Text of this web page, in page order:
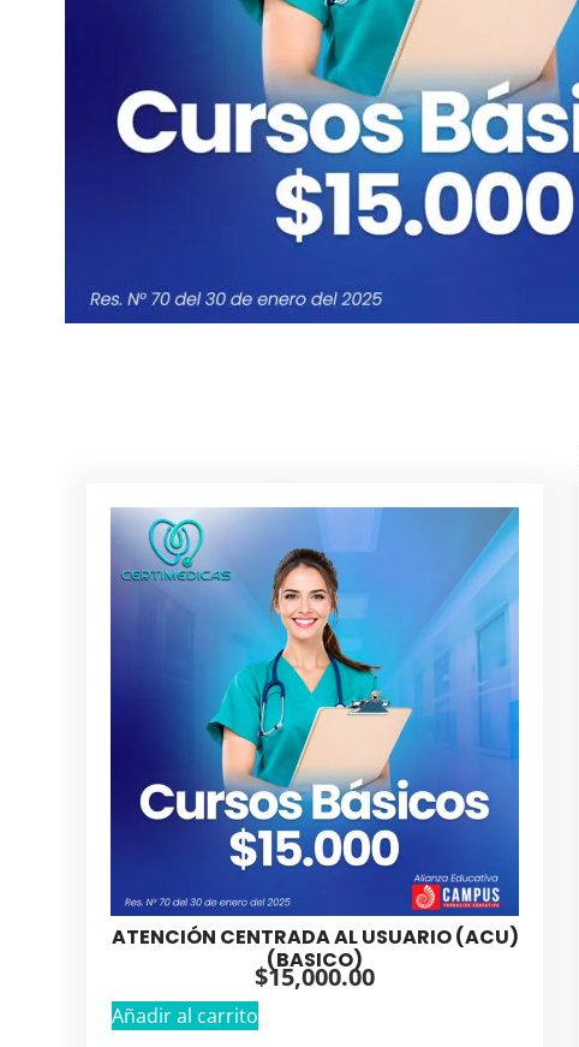
ATENCIÓN CENTRADA AL USUARIO (ACU)
(BASICO)
$15,000.00
Añadir al carrito